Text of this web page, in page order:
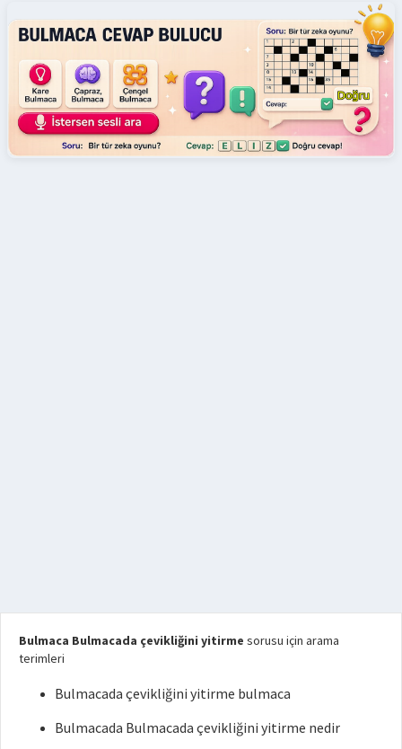
Bulmaca Bulmacada çevikliğini yitirme sorusu için arama
terimleri
Bulmacada çevikliğini yitirme bulmaca
Bulmacada Bulmacada çevikliğini yitirme nedir